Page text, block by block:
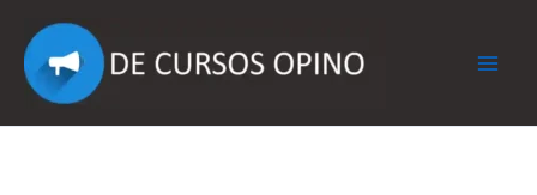
contenido